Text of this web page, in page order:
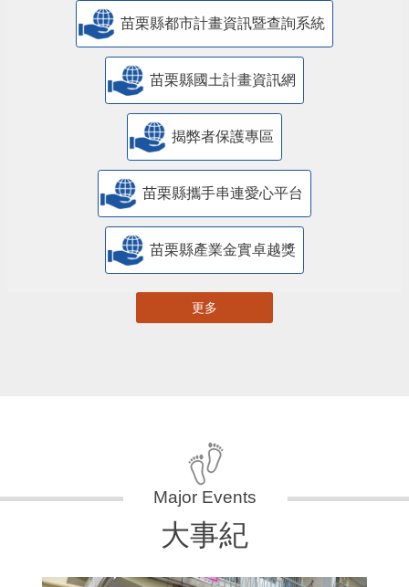
苗栗縣都市計畫資訊暨查詢系統
苗栗縣國土計畫資訊網
揭弊者保護專區
苗栗縣攜手串連愛心平台
苗栗縣產業金實卓越獎
更多
大事紀